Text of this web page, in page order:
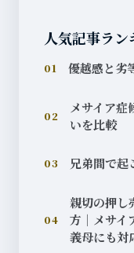
人気記事ラン
01 優越感と劣
02
メサイア症
いを比較
03 兄弟間で起
04
親切の押し
方｜メサイ
義母にも対